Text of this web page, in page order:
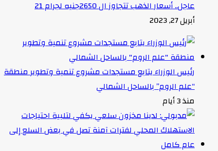
عاجل.. أسعار الذهب تتجاوز ال 2650جنيه لجرام 21
أبريل 27, 2023
رئيس الوزراء يتابع مستجدات مشروع تنمية وتطوير منطقة
“علم الروم” بالساحل الشمالي
منذ 3 أيام